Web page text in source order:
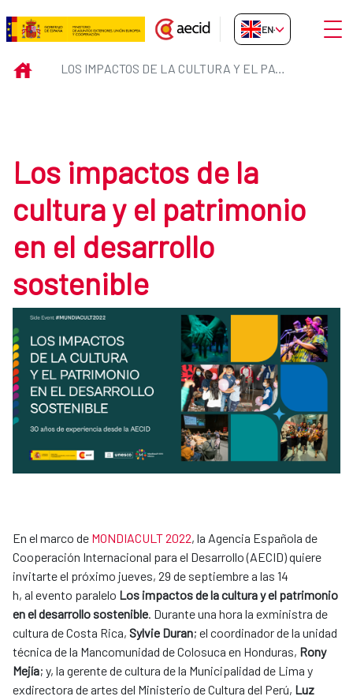
Skip to Main Content
Los impactos de la cultura y el
EN-GB
INICIO LOS IMPACTOS DE LA CULTURA Y EL PATRIMONIO EN EL DESARROLLO SOSTENIBLE
Los impactos de la
cultura y el patrimonio
en el desarrollo
sostenible
En el marco de MONDIACULT 2022, la Agencia Española de
Cooperación Internacional para el Desarrollo (AECID) quiere
invitarte el próximo jueves, 29 de septiembre a las 14
h, al evento paralelo Los impactos de la cultura y el patrimonio
en el desarrollo sostenible. Durante una hora la exministra de
cultura de Costa Rica, Sylvie Duran; el coordinador de la unidad
técnica de la Mancomunidad de Colosuca en Honduras, Rony
Mejía; y, la gerente de cultura de la Municipalidad de Lima y
exdirectora de artes del Ministerio de Cultura del Perú, Luz